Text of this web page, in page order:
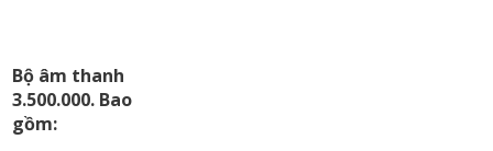
Bộ âm thanh
3.500.000. Bao
gồm: